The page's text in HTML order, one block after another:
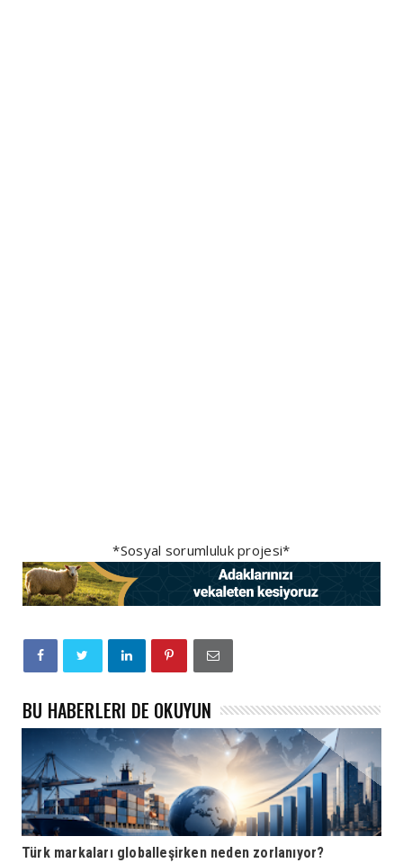
*Sosyal sorumluluk projesi*
BU HABERLERI DE OKUYUN
Türk markaları globalleşirken neden zorlanıyor?